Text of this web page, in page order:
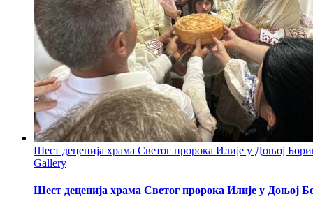
Шест деценија храма Светог пророка Илије у Доњој
Gallery
Шест деценија храма Светог пророка Илије у Доњој